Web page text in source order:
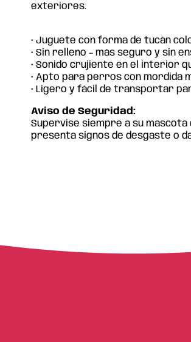
exteriores.
• Juguete con forma de tucán
• Sin relleno – más seguro y sin
• Sonido crujiente en el interior
• Apto para perros con mordida
• Ligero y fácil de transportar
Aviso de Seguridad:
Supervise siempre a su
presenta signos de desgaste o